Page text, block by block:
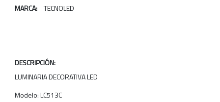
MARCA: TECNOLED
DESCRIPCIÓN:
LUMINARIA DECORATIVA LED
Modelo: LC513C